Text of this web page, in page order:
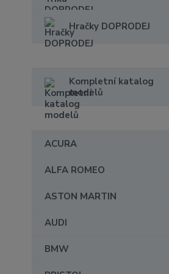
Hračky DOPRODEJ
Kompletní katalog
modelů
ACURA
ALFA ROMEO
ASTON MARTIN
AUDI
BMW